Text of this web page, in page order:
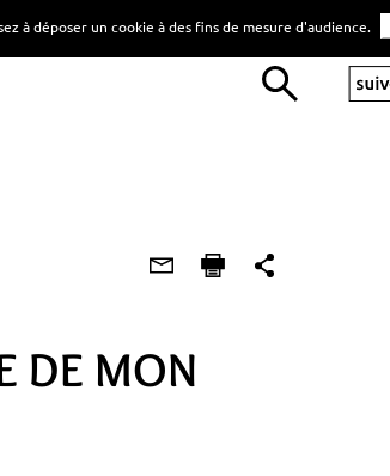
DE MON
à déposer un cookie à des fins de mesure d'audience.